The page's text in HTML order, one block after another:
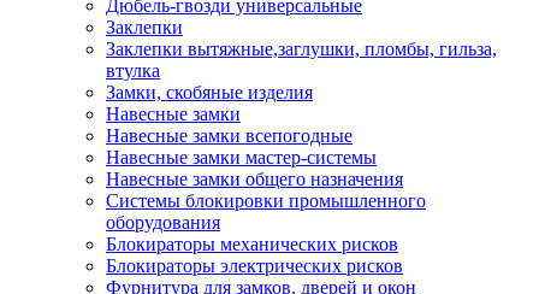
Дюбель-гвозди универсальные
Заклепки
Заклепки вытяжные,заглушки, пломбы, гильза,
втулка
Замки, скобяные изделия
Навесные замки
Навесные замки всепогодные
Навесные замки мастер-системы
Навесные замки общего назначения
Системы блокировки промышленного
оборудования
Блокираторы механических рисков
Блокираторы электрических рисков
Фурнитура для замков, дверей и окон